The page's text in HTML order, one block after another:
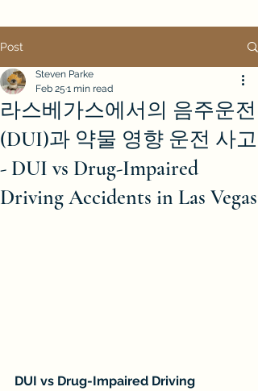
Post
라스베가스에서의 음주운전
(DUI)과 약물 영향 운전 사고
- DUI vs Drug-Impaired
Driving Accidents in Las Vegas
Steven Parke
Feb 25 1 min read
DUI vs Drug-Impaired Driving